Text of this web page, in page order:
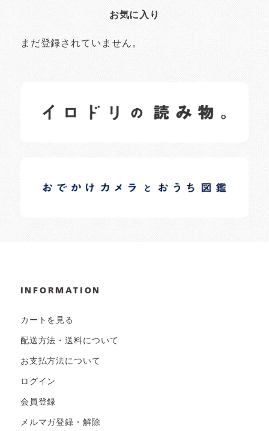
お気に入り
まだ登録されていません。
日常の様子など随時更新中です。
日常の様子など随時更新中です。
INFORMATION
カートを見る
配送方法・送料について
お支払方法について
ログイン
会員登録
メルマガ登録・解除